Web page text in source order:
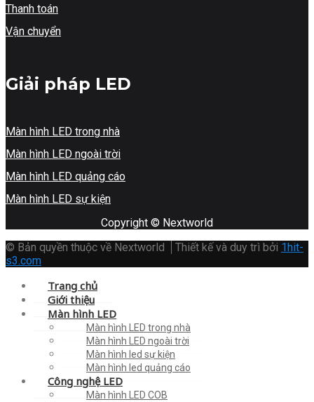
Thanh toán
Vận chuyển
Giải pháp LED
Màn hình LED trong nhà
Màn hình LED ngoài trời
Màn hình LED quảng cáo
Màn hình LED sự kiện
Copyright © Nextworld
© Bản quyền thuộc về Nextworld
Thiết kế và duy trì bởi 1hit-
s3.com
Trang chủ
Giới thiệu
Màn hình LED
Màn hình LED trong nhà
Màn hình LED ngoài trời
Màn hình led sự kiện
Màn hình led quảng cáo
Công nghệ LED
Màn hình LED COB